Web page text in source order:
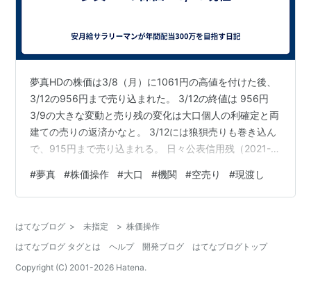
夢真HDの株価は3/8（月）に1061円の高値を付けた後、
3/12の956円まで売り込まれた。 3/12の終値は 956円
3/9の大きな変動と売り残の変化は大口個人の利確定と両
建ての売りの返済かなと。 3/12には狼狽売りも巻き込ん
で、915円まで売り込まれる。 日々公表信用残（2021-
0.00%信用買い残高 73万6600株前日比 -2.37% 売り残
が減ったが、買い残も大きく減っている。 機関の売り残
売り残はいつでも現物で現渡し可能らしい。 なので、機
関の売りは現…
#夢真 #株価操作 #大口 #機関 #空売り #現渡し
はてなブログ > 未指定 > 株価操作
はてなブログ タグとは
ヘルプ 開発ブログ
はてなブログトップ
Copyright (C) 2001-2026 Hatena.